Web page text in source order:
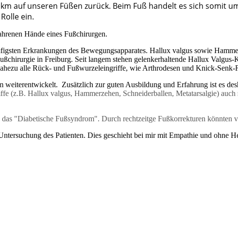
auf unseren Füßen zurück. Beim Fuß handelt es sich somit
ein.
Hände eines Fußchirurgen.
Erkrankungen des Bewegungsapparates. Hallux valgus sowie
in Freiburg. Seit langem stehen gelenkerhaltende Hallux
alle Rück- und Fußwurzeleingriffe, wie Arthrodesen und Knick-
weiterentwickelt. Zusätzlich zur guten Ausbildung und Erfahrung ist es
(z.B. Hallux valgus, Hammerzehen, Schneiderballen, Metatarsalgie) auch
"Diabetische Fußsyndrom". Durch rechtzeitge Fußkorrekturen könnten
des Patienten. Dies geschieht bei mir mit Empathie und ohne